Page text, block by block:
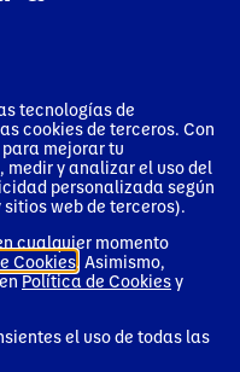
tecnologías de
cookies de terceros. Con
mejorar tu
y analizar el uso del
personalizada según
web de terceros).
cualquier momento
Cookies . Asimismo,
Política de Cookiesy
el uso de todas las
los criterios
de la Salud en
que
de azúcar por
sin renunciar a la
artificiales.